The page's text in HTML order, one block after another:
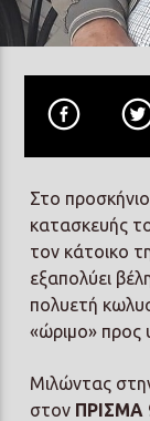
Current track
ΚΑΡΑΒΙΑ
ΓΙΩΡΓΟΣ
Στο
κατασκευής
τον κάτοικο
εξαπολύει
πολυετή
«ώριμο» προς
Μιλώντας
στον ΠΡΙΣΜΑ